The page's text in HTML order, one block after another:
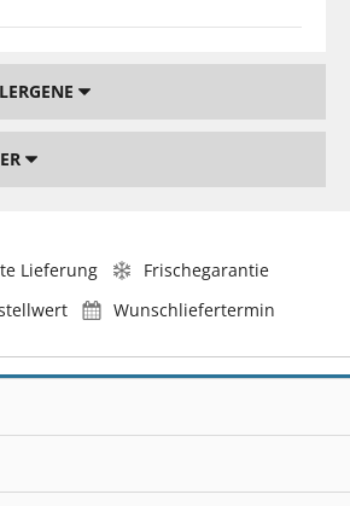
Lieferung
Frischegarantie
Wunschliefertermin